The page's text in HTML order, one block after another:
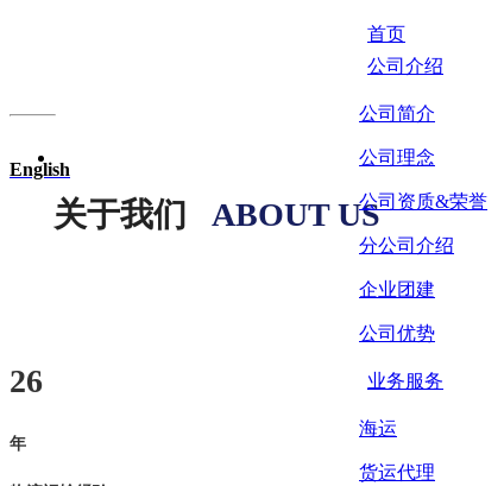
English
首页
公司介绍
公司简介
公司理念
公司资质&荣誉
分公司介绍
企业团建
公司优势
业务服务
海运
货运代理
关于我们 ABOUT US
26
年